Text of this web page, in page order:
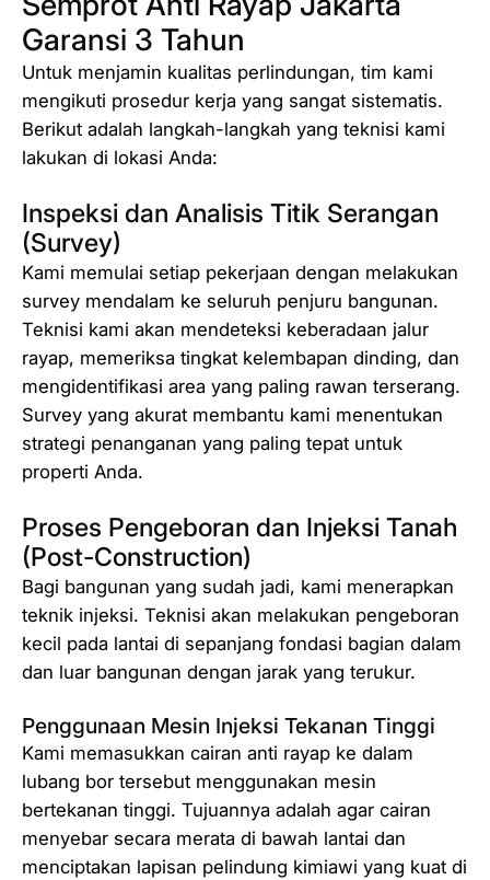
Garansi 3 Tahun
Untuk menjamin kualitas perlindungan, tim kami
mengikuti prosedur kerja yang sangat sistematis.
Berikut adalah langkah-langkah yang teknisi kami
lakukan di lokasi Anda:
Inspeksi dan Analisis Titik Serangan
(Survey)
Kami memulai setiap pekerjaan dengan melakukan
survey mendalam ke seluruh penjuru bangunan.
Teknisi kami akan mendeteksi keberadaan jalur
rayap, memeriksa tingkat kelembapan dinding, dan
mengidentifikasi area yang paling rawan terserang.
Survey yang akurat membantu kami menentukan
strategi penanganan yang paling tepat untuk
properti Anda.
Proses Pengeboran dan Injeksi Tanah
(Post-Construction)
Bagi bangunan yang sudah jadi, kami menerapkan
teknik injeksi. Teknisi akan melakukan pengeboran
kecil pada lantai di sepanjang fondasi bagian dalam
dan luar bangunan dengan jarak yang terukur.
Penggunaan Mesin Injeksi Tekanan Tinggi
Kami memasukkan cairan anti rayap ke dalam
lubang bor tersebut menggunakan mesin
bertekanan tinggi. Tujuannya adalah agar cairan
menyebar secara merata di bawah lantai dan
menciptakan lapisan pelindung kimiawi yang kuat di